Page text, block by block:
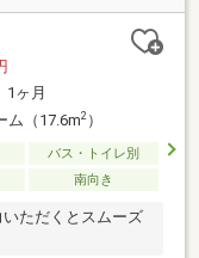
1ヶ月
ム（17.6m2）
バス・トイレ別
南向き
ただくとスムーズ